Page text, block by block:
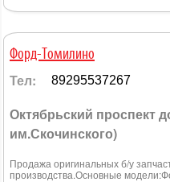
Форд-Томилино
Тел: 89295537267
Октябрьский проспект
им.Скочинского)
Продажа оригинальных б/у
производства.Основные